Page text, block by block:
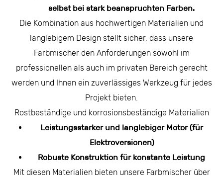
selbst bei stark beanspruchten Farben.
Die Kombination aus hochwertigen Materialien und
langlebigem Design stellt sicher, dass unsere
Farbmischer den Anforderungen sowohl im
professionellen als auch im privaten Bereich gerecht
werden und Ihnen ein zuverlässiges Werkzeug für jedes
Projekt bieten.
Rostbeständige und korrosionsbeständige Materialien
Leistungsstarker und langlebiger Motor (für
Elektroversionen)
Robuste Konstruktion für konstante Leistung
Mit diesen Materialien bieten unsere Farbmischer über